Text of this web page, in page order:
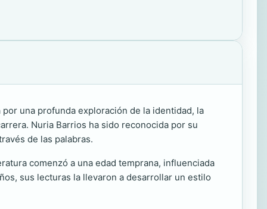
una profunda exploración de la identidad, la
Nuria Barrios ha sido reconocida por su
de las palabras.
comenzó a una edad temprana, influenciada
sus lecturas la llevaron a desarrollar un estilo